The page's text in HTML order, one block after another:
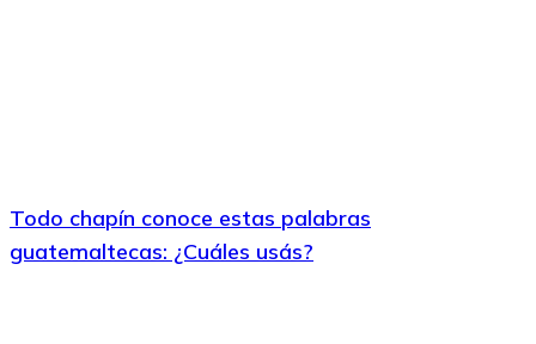
Todo chapín conoce estas palabras
guatemaltecas: ¿Cuáles usás?